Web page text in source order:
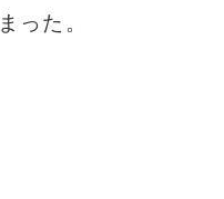
った。